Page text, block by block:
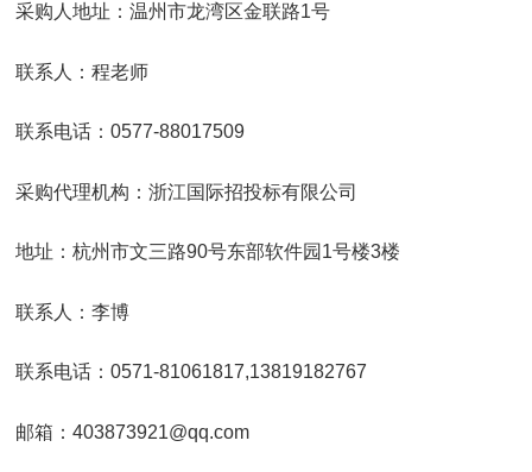
采购人地址：温州市龙湾区金联路1号
联系人：程老师
联系电话：0577-88017509
采购代理机构：浙江国际招投标有限公司
地址：杭州市文三路90号东部软件园1号楼3楼
联系人：李博
联系电话：0571-81061817,13819182767
邮箱：403873921@qq.com